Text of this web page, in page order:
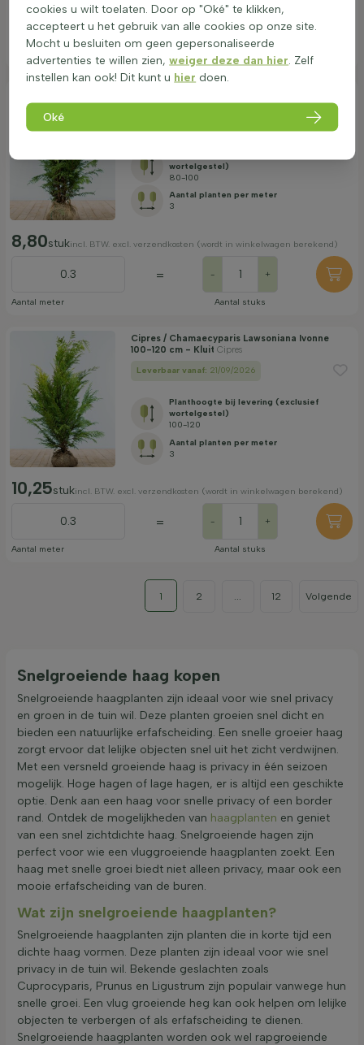
Aantal meter
= - +
Aantal stuks
100 cm - KluitCipres
wortelgestel)
80-100
Aantal planten per meter
3
8,80stukincl. BTW. excl. verzendkosten (wordt in winkelwagen berekend)
Aantal meter
= - +
Aantal stuks
Cipres / Chamaecyparis Lawsoniana Ivonne
100-120 cm - Kluit Cipres
Leverbaar vanaf: 21/09/2026
Planthoogte bij levering (exclusief
wortelgestel)
100-120
Aantal planten per meter
3
10,25stukincl. BTW. excl. verzendkosten (wordt in winkelwagen berekend)
Aantal meter
= - +
Aantal stuks
1 2 12 Volgende
Snelgroeiende haag kopen
Snelgroeiende haagplanten zijn ideaal voor wie snel privacy
en groen in de tuin wil. Deze planten groeien snel dicht en
bieden een natuurlijke erfafscheiding. Een snelle groeier haag
zorgt ervoor dat lelijke objecten snel uit het zicht verdwijnen.
Met een versneld groeiende haag is privacy in één seizoen
mogelijk. Hoge hagen of lage hagen, er is altijd een geschikte
optie. Denk aan een haag voor snelle privacy of een border
rand. Ontdek de mogelijkheden van haagplanten en geniet
van een snel zichtdichte haag. Snelgroeiende hagen zijn
perfect voor wie een vluggroeiende haagplanten zoekt. Een
haag met snelle groei biedt niet alleen privacy, maar ook een
mooie erfafscheiding van de buren.
Wat zijn snelgroeiende haagplanten?
Snelgroeiende haagplanten zijn planten die in korte tijd een
dichte haag vormen. Deze planten zijn ideaal voor wie snel
privacy in de tuin wil. Bekende geslachten zoals
Cuprocyparis, Prunus en Ligustrum zijn populair vanwege hun
snelle groei. Een vlug groeiende heg kan ook helpen om lelijke
objecten te verbergen of als erfafscheiding te dienen.
Snelgroeiende haagplanten worden ook wel rapgroeiende
cookies u wilt toelaten. Door op "Oké" te klikken,
accepteert u het gebruik van alle cookies op onze site.
Mocht u besluiten om geen gepersonaliseerde
advertenties te willen zien,weiger deze dan hier. Zelf
instellen kan ook! Dit kunt u hier doen.
Oké